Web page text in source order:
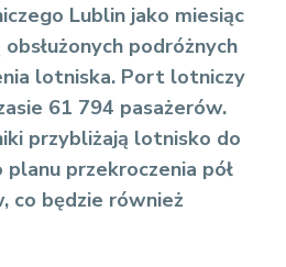
Lublin jako miesiąc
podróżnych
lotniska. Port lotniczy
61 794 pasażerów.
przybliżają lotnisko do
przekroczenia pół
co będzie również